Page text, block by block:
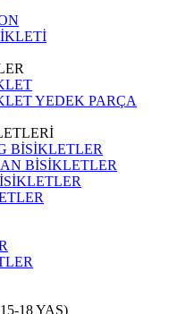
YEDEK PARÇA
BİSİKLETLER
BİSİKLETLER
18 YAŞ)